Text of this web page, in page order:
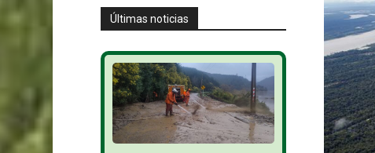
Últimas noticias